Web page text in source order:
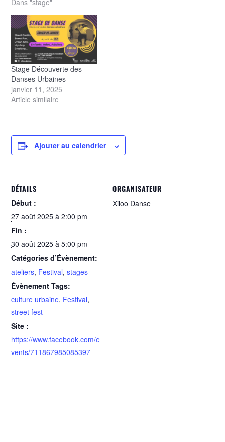
Dans "stage"
Stage Découverte des
Danses Urbaines
janvier 11, 2025
Article similaire
Ajouter au calendrier
DÉTAILS
Début :
27 août 2025 à 2:00 pm
Fin :
30 août 2025 à 5:00 pm
Catégories d’Évènement:
ateliers, Festival,stages
Évènement Tags:
culture urbaine, Festival,
street fest
Site :
https://www.facebook.com/e
vents/711867985085397
ORGANISATEUR
Xiloo Danse